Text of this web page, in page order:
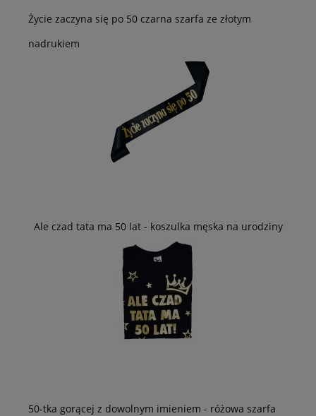
Życie zaczyna się po 50 czarna szarfa ze złotym
nadrukiem
Ale czad tata ma 50 lat - koszulka męska na urodziny
50-tka gorącej z dowolnym imieniem - różowa szarfa